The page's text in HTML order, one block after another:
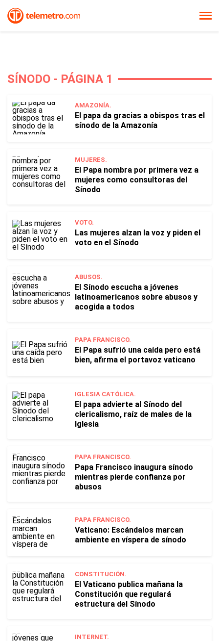
SÍNODO - PÁGINA 1
AMAZONÍA.
El papa da gracias a obispos tras el
sínodo de la Amazonía
MUJERES.
El Papa nombra por primera vez a
mujeres como consultoras del
Sínodo
VOTO.
Las mujeres alzan la voz y piden el
voto en el Sínodo
ABUSOS.
El Sínodo escucha a jóvenes
latinoamericanos sobre abusos y
acogida a todos
PAPA FRANCISCO.
El Papa sufrió una caída pero está
bien, afirma el portavoz vaticano
IGLESIA CATÓLICA.
El papa advierte al Sínodo del
clericalismo, raíz de males de la
Iglesia
PAPA FRANCISCO.
Papa Francisco inaugura sínodo
mientras pierde confianza por
abusos
PAPA FRANCISCO.
Vaticano: Escándalos marcan
ambiente en víspera de sínodo
CONSTITUCIÓN.
El Vaticano publica mañana la
Constitución que regulará
estructura del Sínodo
INTERNET.